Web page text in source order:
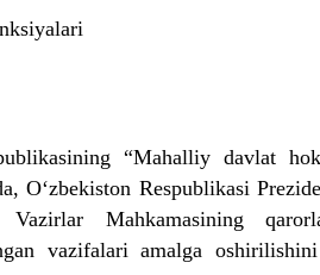
“Mahalliy davlat
O‘zbekiston Respublikasi
Vazirlar Mahkamasining
vazifalari amalga